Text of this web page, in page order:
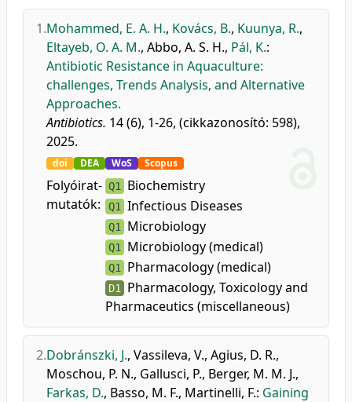
1.Mohammed, E. A. H., Kovács, B., Kuunya, R.,
Eltayeb, O. A. M., Abbo, A. S. H., Pál, K.:
Antibiotic Resistance in Aquaculture:
challenges, Trends Analysis, and Alternative
Approaches.
Antibiotics. 14 (6), 1-26, (cikkazonosító: 598),
2025.
doi DEA WoS Scopus
Folyóirat-
mutatók:
Q1 Biochemistry
Q1 Infectious Diseases
Q1 Microbiology
Q1 Microbiology (medical)
Q1 Pharmacology (medical)
D1
Pharmacology, Toxicology and
Pharmaceutics (miscellaneous)
2.Dobránszki, J., Vassileva, V., Agius, D. R.,
Moschou, P. N., Gallusci, P., Berger, M. M. J.,
Farkas, D., Basso, M. F., Martinelli, F.: Gaining